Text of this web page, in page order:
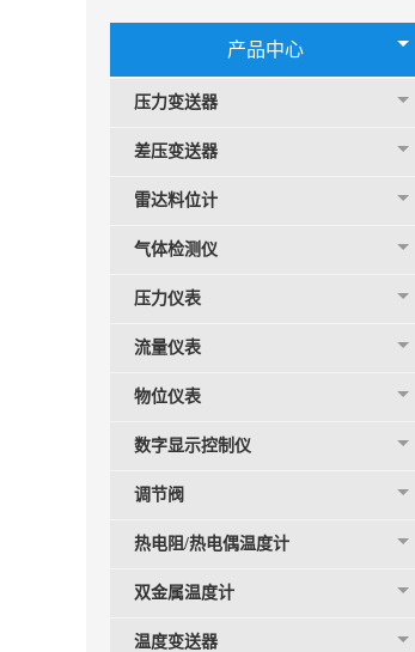
产品中心
压力变送器
差压变送器
雷达料位计
气体检测仪
压力仪表
流量仪表
物位仪表
数字显示控制仪
调节阀
热电阻/热电偶温度计
双金属温度计
温度变送器